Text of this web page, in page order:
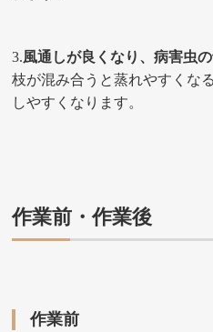
3.風通しが良くなり、病害虫
枝が混み合うと蒸れやすくな
しやすくなります。
作業前・作業後
作業前